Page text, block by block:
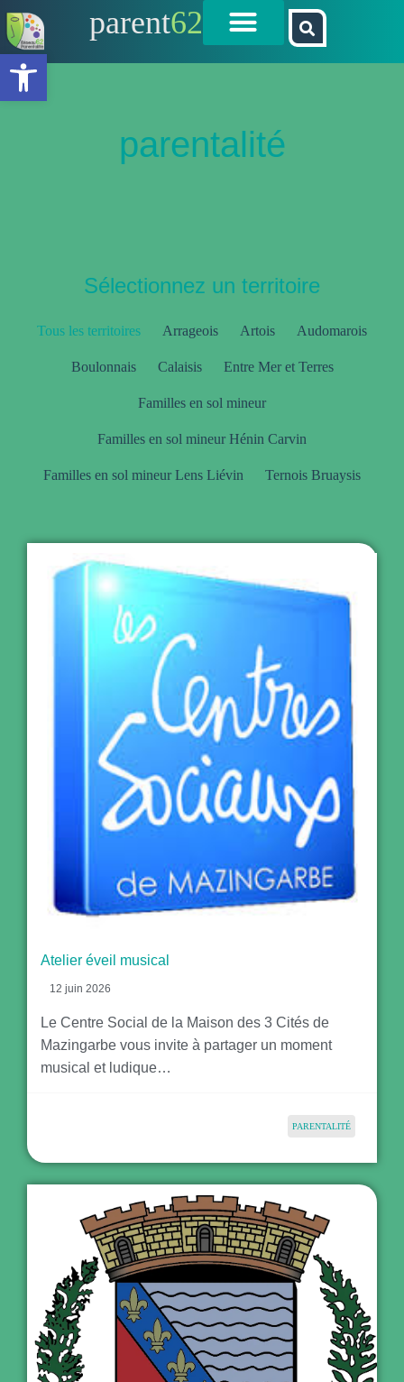
Ouvrir la barre d’outils
parent62
parentalité
Sélectionnez un territoire
Tous les territoires Arrageois Artois Audomarois
Boulonnais Calaisis Entre Mer et Terres
Familles en sol mineur
Familles en sol mineur Hénin Carvin
Familles en sol mineur Lens Liévin Ternois Bruaysis
Atelier éveil musical
12 juin 2026
Le Centre Social de la Maison des 3 Cités de
Mazingarbe vous invite à partager un moment
musical et ludique…
PARENTALITÉ